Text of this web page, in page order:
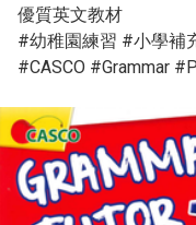
優質英文教材
#幼稚園練習 #小學補
#CASCO #Grammar